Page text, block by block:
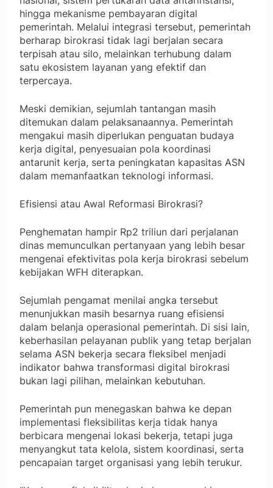
hingga mekanisme pembayaran digital
pemerintah. Melalui integrasi tersebut, pemerintah
berharap birokrasi tidak lagi berjalan secara
terpisah atau silo, melainkan terhubung dalam
satu ekosistem layanan yang efektif dan
terpercaya.
Meski demikian, sejumlah tantangan masih
ditemukan dalam pelaksanaannya. Pemerintah
mengakui masih diperlukan penguatan budaya
kerja digital, penyesuaian pola koordinasi
antarunit kerja, serta peningkatan kapasitas ASN
dalam memanfaatkan teknologi informasi.
Efisiensi atau Awal Reformasi Birokrasi?
Penghematan hampir Rp2 triliun dari perjalanan
dinas memunculkan pertanyaan yang lebih besar
mengenai efektivitas pola kerja birokrasi sebelum
kebijakan WFH diterapkan.
Sejumlah pengamat menilai angka tersebut
menunjukkan masih besarnya ruang efisiensi
dalam belanja operasional pemerintah. Di sisi lain,
keberhasilan pelayanan publik yang tetap berjalan
selama ASN bekerja secara fleksibel menjadi
indikator bahwa transformasi digital birokrasi
bukan lagi pilihan, melainkan kebutuhan.
Pemerintah pun menegaskan bahwa ke depan
implementasi fleksibilitas kerja tidak hanya
berbicara mengenai lokasi bekerja, tetapi juga
menyangkut tata kelola, sistem koordinasi, serta
pencapaian target organisasi yang lebih terukur.